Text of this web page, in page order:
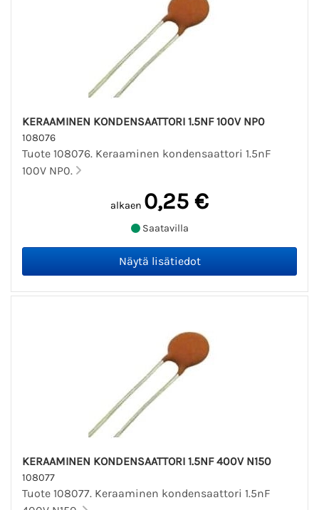
KERAAMINEN KONDENSAATTORI 1.5NF 100V NP0
108076
Tuote 108076. Keraaminen kondensaattori 1.5nF
100V NP0.
alkaen 0,25 €
Saatavilla
KERAAMINEN KONDENSAATTORI 1.5NF 400V N150
108077
Tuote 108077. Keraaminen kondensaattori 1.5nF